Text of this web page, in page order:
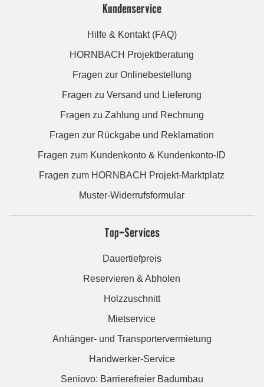
Kundenservice
Hilfe & Kontakt (FAQ)
HORNBACH Projektberatung
Fragen zur Onlinebestellung
Fragen zu Versand und Lieferung
Fragen zu Zahlung und Rechnung
Fragen zur Rückgabe und Reklamation
Fragen zum Kundenkonto & Kundenkonto-ID
Fragen zum HORNBACH Projekt-Marktplatz
Muster-Widerrufsformular
Top-Services
Dauertiefpreis
Reservieren & Abholen
Holzzuschnitt
Mietservice
Anhänger- und Transportervermietung
Handwerker-Service
Seniovo: Barrierefreier Badumbau